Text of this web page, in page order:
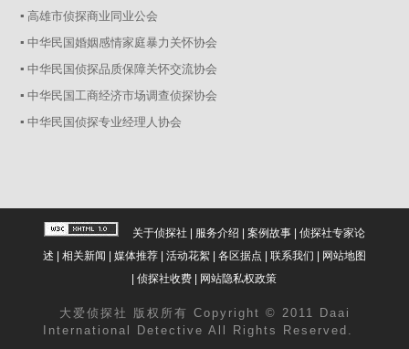
▪ 高雄市侦探商业同业公会
▪ 中华民国婚姻感情家庭暴力关怀协会
▪ 中华民国侦探品质保障关怀交流协会
▪ 中华民国工商经济市场调查侦探协会
▪ 中华民国侦探专业经理人协会
关于侦探社 服务介绍 案例故事| 侦探社专家论
述
相关新闻 媒体推荐| 活动花絮| 各区据点 联系我们
网站地图
|侦探社收费 网站隐私权政策
大爱 侦探社
版权所有 Copyright © 2011 Daai
International Detective All Rights Reserved.